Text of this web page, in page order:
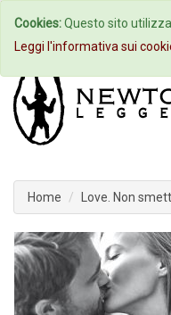
Home
Home Love. Non
Cookies:Questo sito
Leggi l'informativa sui